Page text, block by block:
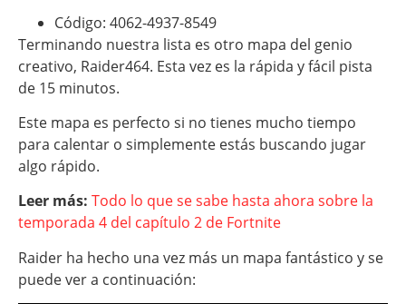
Código: 4062-4937-8549
Terminando nuestra lista es otro mapa del genio
creativo, Raider464. Esta vez es la rápida y fácil pista
de 15 minutos.
Este mapa es perfecto si no tienes mucho tiempo
para calentar o simplemente estás buscando jugar
algo rápido.
Leer más: Todo lo que se sabe hasta ahora sobre la
temporada 4 del capítulo 2 de Fortnite
Raider ha hecho una vez más un mapa fantástico y se
puede ver a continuación: